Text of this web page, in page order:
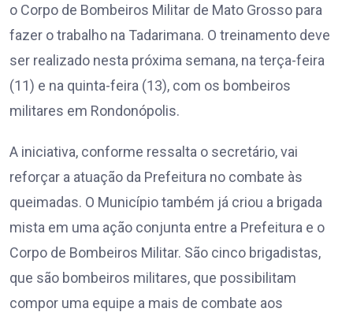
o Corpo de Bombeiros Militar de Mato Grosso para
fazer o trabalho na Tadarimana. O treinamento deve
ser realizado nesta próxima semana, na terça-feira
(11) e na quinta-feira (13), com os bombeiros
militares em Rondonópolis.
A iniciativa, conforme ressalta o secretário, vai
reforçar a atuação da Prefeitura no combate às
queimadas. O Município também já criou a brigada
mista em uma ação conjunta entre a Prefeitura e o
Corpo de Bombeiros Militar. São cinco brigadistas,
que são bombeiros militares, que possibilitam
compor uma equipe a mais de combate aos